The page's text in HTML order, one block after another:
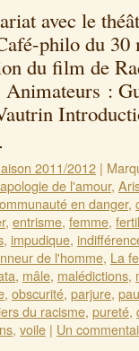
avec le
philo du
du film de
Animateurs :
2011/2012 |
apologie de l'amour,
en danger,
, entrisme, femme,
, impudique,
de l'homme, La
, mâle, malédictions,
, obscurité, parjure,
du racisme, pureté,
, voile | Un